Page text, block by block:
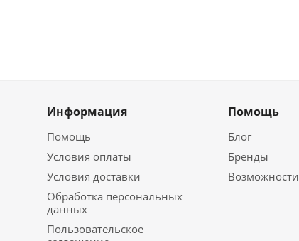
Информация
Помощь
Условия оплаты
Условия доставки
Обработка персональных
данных
Пользовательское
Помощь
Блог
Бренды
Возможности